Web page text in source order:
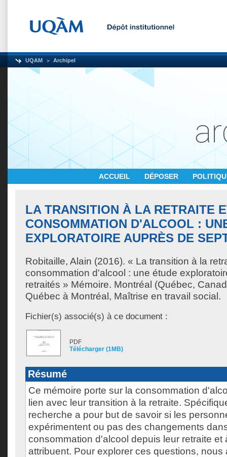
UQAM Archipel
ACCUEIL DÉPOSER
LA TRANSITION À LA RETRAITE
CONSOMMATION D'ALCOOL :
EXPLORATOIRE AUPRÈS DE
Robitaille, Alain (2016). « La transition à la
consommation d'alcool : une étude
retraités » Mémoire. Montréal (Québec,
Québec à Montréal, Maîtrise en travail social.
Fichier(s) associé(s) à ce document :
PDF
Télécharger (1MB)
Résumé
Ce mémoire porte sur la consommation
lien avec leur transition à la retraite.
recherche a pour but de savoir si les
expérimentent ou pas des changements
consommation d'alcool depuis leur retraite et
attribuent. Pour explorer ces questions, nous